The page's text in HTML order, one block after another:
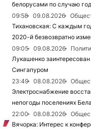
белорусами по случаю
09:58
09.08.2026
Тихановская: С каждым
2020-й безвозвратно
09:05
09.08.2026
Лукашенко
Сингапуром
23:49
08.08.2026
Электроснабжение
непогоды поселениях
22:00
08.08.2026
Вячорка: Интерес к